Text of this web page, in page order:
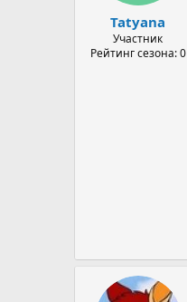
Tatyana
Участник
Рейтинг сезона: 0